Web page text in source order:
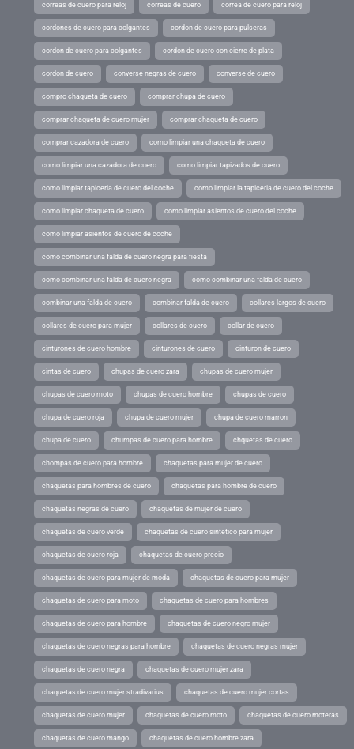
correas de cuero para reloj correas de cuero correa de cuero para reloj
cordones de cuero para colgantes cordon de cuero para pulseras
cordon de cuero para colgantes cordon de cuero con cierre de plata
cordon de cuero converse negras de cuero converse de cuero
compro chaqueta de cuero comprar chupa de cuero
comprar chaqueta de cuero mujer comprar chaqueta de cuero
comprar cazadora de cuero como limpiar una chaqueta de cuero
como limpiar una cazadora de cuero como limpiar tapizados de cuero
como limpiar tapiceria de cuero del coche como limpiar la tapiceria de cuero del coche
como limpiar chaqueta de cuero como limpiar asientos de cuero del coche
como limpiar asientos de cuero de coche
como combinar una falda de cuero negra para fiesta
como combinar una falda de cuero negra como combinar una falda de cuero
combinar una falda de cuero combinar falda de cuero collares largos de cuero
collares de cuero para mujer collares de cuero collar de cuero
cinturones de cuero hombre cinturones de cuero cinturon de cuero
cintas de cuero chupas de cuero zara chupas de cuero mujer
chupas de cuero moto chupas de cuero hombre chupas de cuero
chupa de cuero roja chupa de cuero mujer chupa de cuero marron
chupa de cuero chumpas de cuero para hombre chquetas de cuero
chompas de cuero para hombre chaquetas para mujer de cuero
chaquetas para hombres de cuero chaquetas para hombre de cuero
chaquetas negras de cuero chaquetas de mujer de cuero
chaquetas de cuero verde chaquetas de cuero sintetico para mujer
chaquetas de cuero roja chaquetas de cuero precio
chaquetas de cuero para mujer de moda chaquetas de cuero para mujer
chaquetas de cuero para moto chaquetas de cuero para hombres
chaquetas de cuero para hombre chaquetas de cuero negro mujer
chaquetas de cuero negras para hombre chaquetas de cuero negras mujer
chaquetas de cuero negra chaquetas de cuero mujer zara
chaquetas de cuero mujer stradivarius chaquetas de cuero mujer cortas
chaquetas de cuero mujer chaquetas de cuero moto chaquetas de cuero moteras
chaquetas de cuero mango chaquetas de cuero hombre zara